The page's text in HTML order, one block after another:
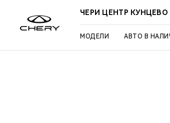
ЧЕРИ ЦЕНТР КУНЦЕВО
МОДЕЛИ АВТО В